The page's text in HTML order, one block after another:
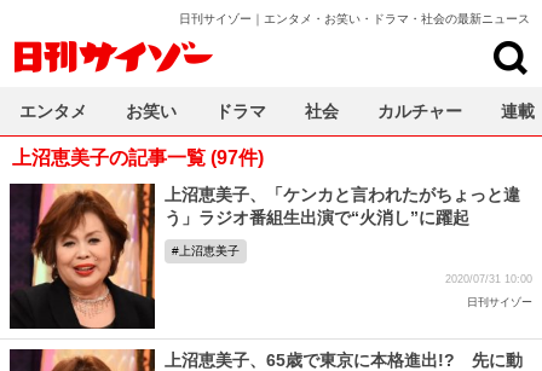
日刊サイゾー｜エンタメ・お笑い・ドラマ・社会の最新ニュース
上沼恵美子の記事一覧 (97件)
上沼恵美子、「ケンカと言われたがちょっと違
う」ラジオ番組生出演で“火消し”に躍起
上沼恵美子
2020/07/31 10:00
日刊サイゾー
上沼恵美子、65歳で東京に本格進出!? 先に動
エンタメ お笑い ドラマ 社会 カルチャー 連載